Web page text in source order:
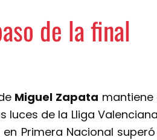
de la final
Miguel Zapata
de la Lliga
Primera Nacional